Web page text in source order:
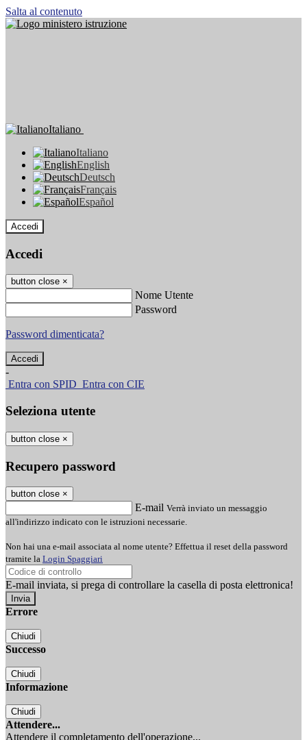
Salta al contenuto
Italiano
Italiano
English
Deutsch
Français
Español
Accedi
Accedi
button close ×
Nome Utente
Password
Password dimenticata?
-
Entra con SPID Entra con CIE
Seleziona utente
button close ×
Recupero password
button close ×
E-mail Verrà inviato un messaggio
all'indirizzo indicato con le istruzioni necessarie.
Non hai una e-mail associata al nome utente? Effettua il reset della password
tramite la Login Spaggiari
E-mail inviata, si prega di controllare la casella di posta elettronica!
Errore
Chiudi
Successo
Chiudi
Informazione
Chiudi
Attendere...
Attendere il completamento dell'operazione...